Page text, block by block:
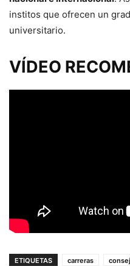
institos que ofrecen un
universitario.
VÍDEO
ETIQUETAS carreras